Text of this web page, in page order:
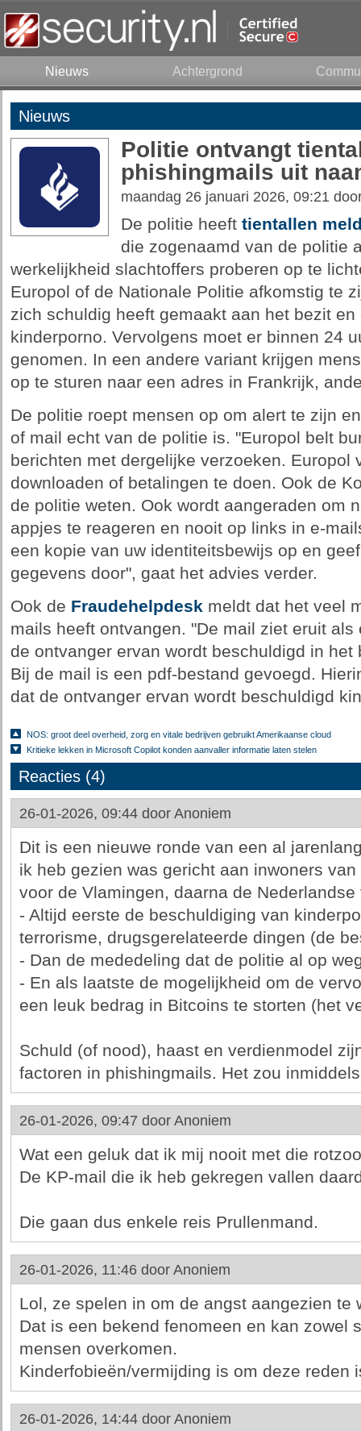
Nieuws Achtergrond
Nieuws
Politie ontvangt
phishingmails uit
maandag 26 januari 2026, 09:21
De politie heeft tientallen
die zogenaamd van de politie
werkelijkheid slachtoffers proberen op te
Europol of de Nationale Politie afkomstig te
zich schuldig heeft gemaakt aan het bezit
kinderporno. Vervolgens moet er binnen 24
genomen. In een andere variant krijgen
op te sturen naar een adres in Frankrijk,
De politie roept mensen op om alert te zijn
of mail echt van de politie is. "Europol belt
berichten met dergelijke verzoeken. Europol
downloaden of betalingen te doen. Ook de
de politie weten. Ook wordt aangeraden om
appjes te reageren en nooit op links in e-
een kopie van uw identiteitsbewijs op en
gegevens door", gaat het advies verder.
Ook de Fraudehelpdeskmeldt dat het veel
mails heeft ontvangen. "De mail ziet eruit
de ontvanger ervan wordt beschuldigd in
Bij de mail is een pdf-bestand gevoegd.
dat de ontvanger ervan wordt beschuldigd
NOS: groot deel overheid, zorg en vitale bedrijven gebruikt Amerikaanse cloud
Kritieke lekken in Microsoft Copilot konden aanvaller informatie laten stelen
Reacties (4)
26-01-2026, 09:44 door Anoniem
Dit is een nieuwe ronde van een al
ik heb gezien was gericht aan inwoners
voor de Vlamingen, daarna de
- Altijd eerste de beschuldiging van
terrorisme, drugsgerelateerde dingen (de
- Dan de mededeling dat de politie al op
- En als laatste de mogelijkheid om de
een leuk bedrag in Bitcoins te storten (het
Schuld (of nood), haast en verdienmodel
factoren in phishingmails. Het zou
26-01-2026, 09:47 door Anoniem
Wat een geluk dat ik mij nooit met die
De KP-mail die ik heb gekregen vallen
Die gaan dus enkele reis Prullenmand.
26-01-2026, 11:46 door Anoniem
Lol, ze spelen in om de angst aangezien te
Dat is een bekend fenomeen en kan zowel
mensen overkomen.
Kinderfobieën/vermijding is om deze reden
26-01-2026, 14:44 door Anoniem